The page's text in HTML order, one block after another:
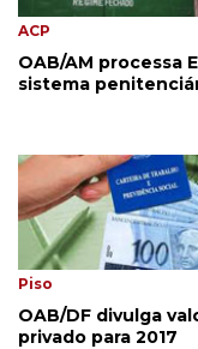
ACP
OAB/AM processa
sistema
Piso
OAB/DF divulga
privado para 2017